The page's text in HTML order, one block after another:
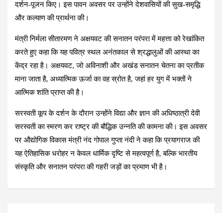
दर्शन-पूजन किए। इस पावन अवसर पर उन्होंने देशवासियों की सुख-समृद्धि
और कल्याण की प्रार्थना की।
मंत्री निर्मला सीतारमण ने अक्षयवट की सनातन परंपरा में महत्ता को रेखांकित
करते हुए कहा कि यह पवित्र स्थल अनंतकाल से श्रद्धालुओं की आस्था का
केंद्र रहा है। अक्षयवट, जो अविनाशी और अखंड सनातन चेतना का प्रतीक
माना जाता है, अध्यात्मिक ऊर्जा का वह स्रोत है, जहां हर युग में भक्तों ने
आत्मिक शांति प्राप्त की है।
सरस्वती कूप के दर्शन के दौरान उन्होंने विद्या और ज्ञान की अधिष्ठात्री देवी
सरस्वती का स्मरण कर राष्ट्र की बौद्धिक उन्नति की कामना की। इस अवसर
पर औद्योगिक विकास मंत्री नंद गोपाल गुप्ता नंदी ने कहा कि प्रयागराज की
यह ऐतिहासिक धरोहर न केवल धार्मिक दृष्टि से महत्वपूर्ण है, बल्कि भारतीय
संस्कृति और सनातन परंपरा की गहरी जड़ों का प्रमाण भी है।